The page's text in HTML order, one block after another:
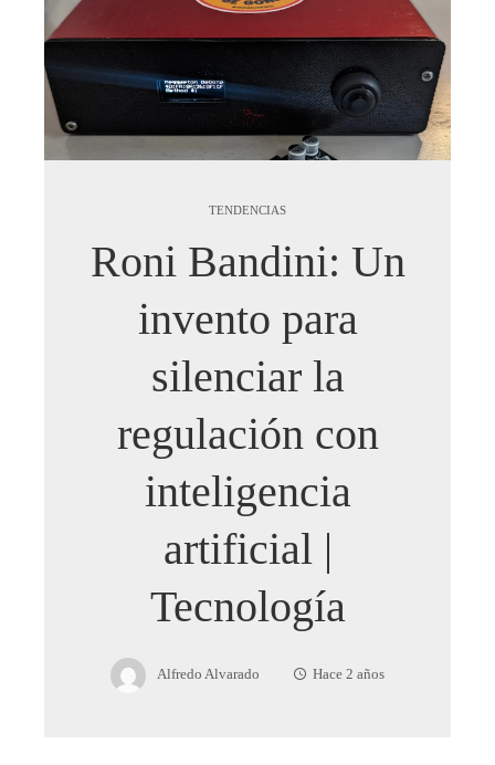
TENDENCIAS
Roni Bandini: Un
invento para
silenciar la
regulación con
inteligencia
artificial |
Tecnología
Alfredo Alvarado Hace 2 años